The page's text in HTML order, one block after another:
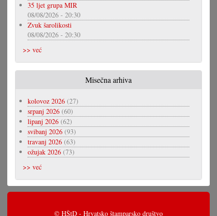
35 ljet grupa MIR
08/08/2026 - 20:30
Zvuk šarolikosti
08/08/2026 - 20:30
>> već
Misečna arhiva
kolovoz 2026 (27)
srpanj 2026 (60)
lipanj 2026 (62)
svibanj 2026 (93)
travanj 2026 (63)
ožujak 2026 (73)
>> već
© HŠtD - Hrvatsko štamparsko društvo